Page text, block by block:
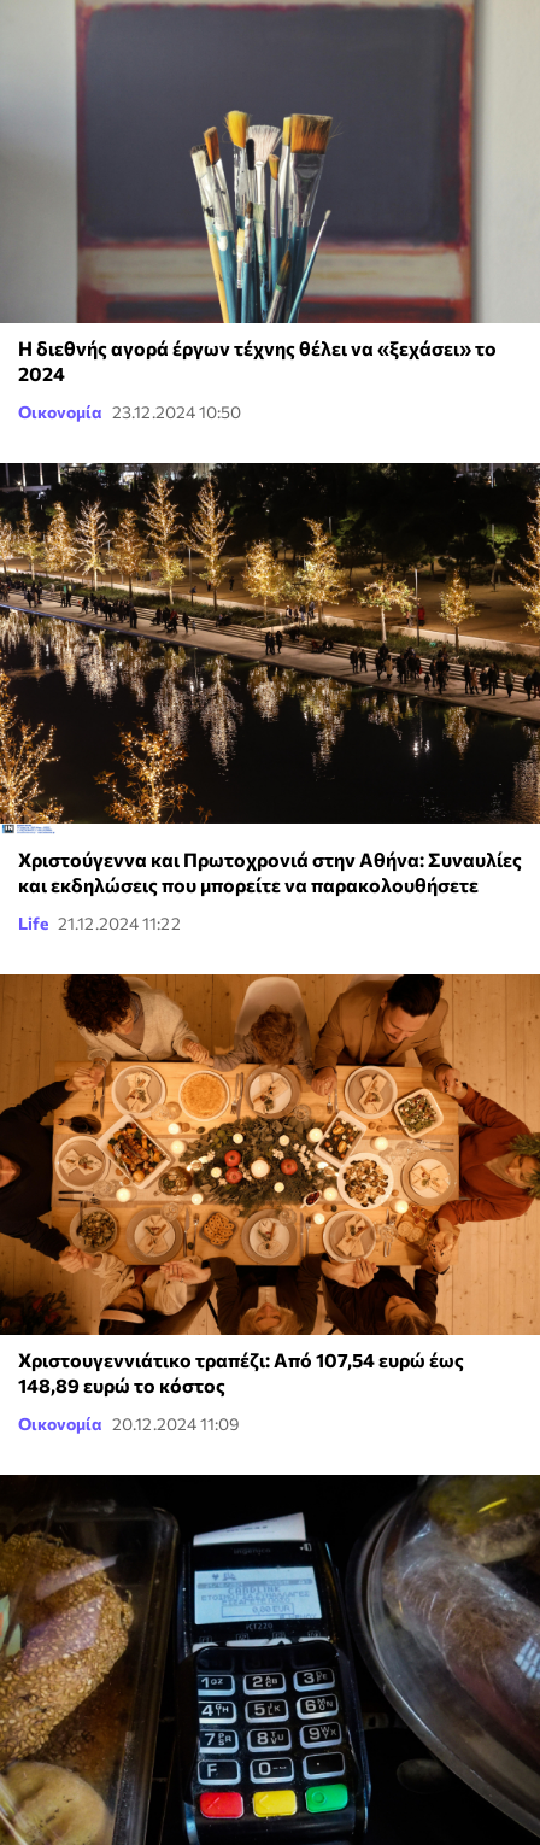
Η διεθνής αγορά έργων τέχνης θέλει να «ξεχάσει» το
2024
Οικονομία 23.12.2024 10:50
Χριστούγεννα και Πρωτοχρονιά στην Αθήνα: Συναυλίες
και εκδηλώσεις που μπορείτε να παρακολουθήσετε
Life 21.12.2024 11:22
Χριστουγεννιάτικο τραπέζι: Από 107,54 ευρώ έως
148,89 ευρώ το κόστος
Οικονομία 20.12.2024 11:09